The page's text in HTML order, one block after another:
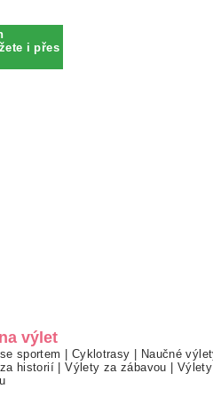
i přes
výlet
sportem Cyklotrasy Naučné
historií |Výlety za zábavou
Výlety